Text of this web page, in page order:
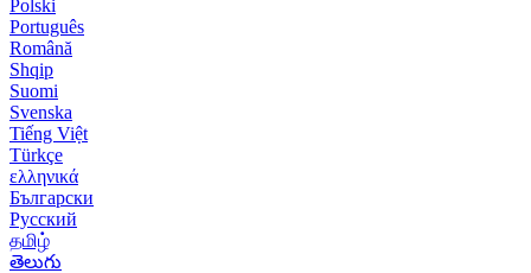
Polski
Português
Română
Shqip
Suomi
Svenska
Tiếng Việt
Türkçe
ελληνικά
Български
Русский
தமிழ்
తెలుగు